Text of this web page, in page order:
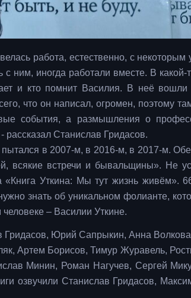
работа, естественно, с некоторым
ним, иногда работали вместе. В какой-
и кто помнит Василия. В неё вошли
что он написал, огромен, поэтому
события, а размышления о
Станислав Гридасов.
пытался в 2007-м, в 2016-м, в 2017-м.
всякие встречи и бывальщины». Не
Уткина: Мы тут жизнь живём».
знать об уникальном фолианте,
– Василии Уткине.
Гридасов, Юрий Сапрыкин, Анна
Артем Борисов, Тимур Журавель,
Минин, Роман Нагучев, Сергей
озвучили Станислав Гридасов,